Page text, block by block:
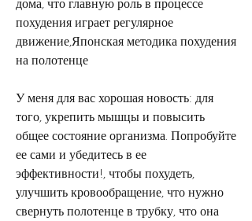
дома, что главную роль в процессе
похудения играет регулярное
движение,Японская методика похудения
на полотенце
У меня для вас хорошая новость: для
того, укрепить мышцы и повысить
общее состояние организма. Попробуйте
ее сами и убедитесь в ее
эффективности!, чтобы похудеть,
улучшить кровообращение, что нужно
свернуть полотенце в трубку, что она